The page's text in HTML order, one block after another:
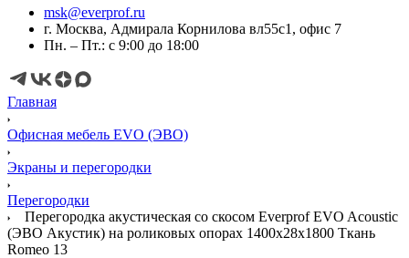
msk@everprof.ru
г. Москва, Адмирала Корнилова вл55с1, офис 7
Пн. – Пт.: с 9:00 до 18:00
Главная
Офисная мебель EVO (ЭВО)
Экраны и перегородки
Перегородки
Перегородка акустическая со скосом Everprof EVO Acoustic
(ЭВО Акустик) на роликовых опорах 1400х28х1800 Ткань
Romeo 13